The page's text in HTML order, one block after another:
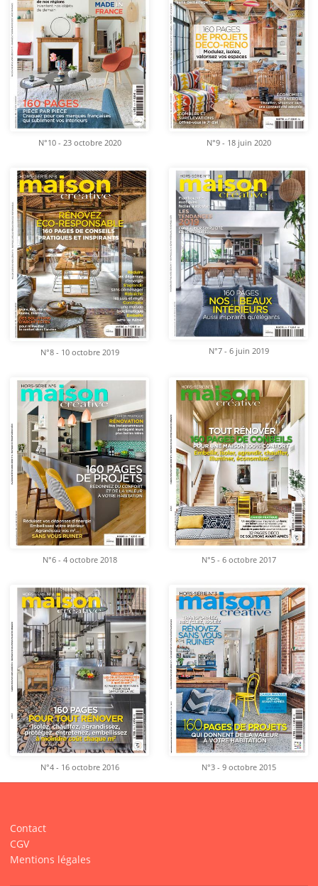
N°10 - 23 octobre 2020 N°9 - 18 juin 2020
N°8 - 10 octobre 2019 N°7 - 6 juin 2019
N°6 - 4 octobre 2018 N°5 - 6 octobre 2017
N°4 - 16 octobre 2016 N°3 - 9 octobre 2015
Contact
CGV
Mentions légales